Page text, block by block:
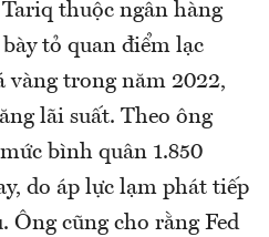
thuộc ngân hàng
tỏ quan điểm lạc
vàng trong năm 2022,
lãi suất. Theo ông
bình quân 1.850
do áp lực lạm phát tiếp
Ông cũng cho rằng Fed